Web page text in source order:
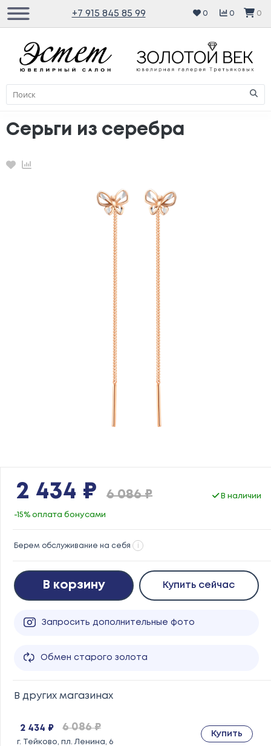
+7 915 845 85 99 0 0 0
Серьги из серебра
Избранное
Сравнение
2 434 ₽ 6 086 ₽ В наличии
-15% оплата бонусами
Берем обслуживание на себя i
В корзину Купить сейчас
Запросить дополнительные фото
Обмен старого золота
В других магазинах
2 434 ₽ 6 086 ₽
г. Тейково, пл. Ленина, 6
Купить